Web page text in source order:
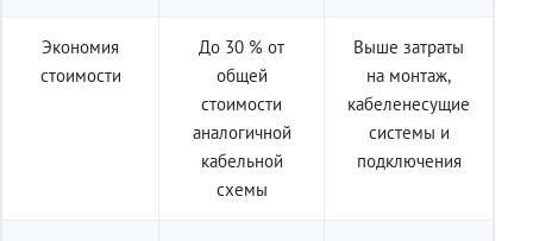
Экономия
стоимости
До 30 % от
общей
стоимости
аналогичной
кабельной
схемы
Выше затраты
на монтаж,
кабеленесущие
системы и
подключения